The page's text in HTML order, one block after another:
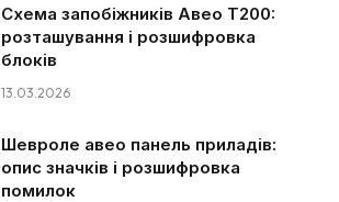
Схема запобіжників Авео Т200:
розташування і розшифровка
блоків
13.03.2026
Шевроле авео панель приладів:
опис значків і розшифровка
помилок